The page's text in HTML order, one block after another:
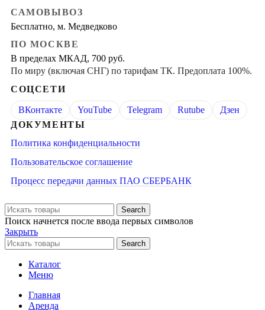
САМОВЫВОЗ
Бесплатно, м. Медведково
ПО МОСКВЕ
В пределах МКАД, 700 руб.
По миру (включая СНГ) по тарифам ТК. Предоплата 100%.
СОЦСЕТИ
ВКонтакте YouTube Telegram Rutube
Дзен
ДОКУМЕНТЫ
Политика конфиденциальности
Пользовательское соглашение
Процесс передачи данных ПАО СБЕРБАНК
Search
Поиск начнется после ввода первых символов
Закрыть
Search
Каталог
Меню
Главная
Аренда